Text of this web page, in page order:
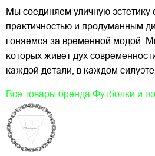
Мы соединяем уличную эстетику
практичностью и продуманным
гоняемся за временной модой.
которых живет дух
каждой детали, в каждом
Все товары бренда Футболки и